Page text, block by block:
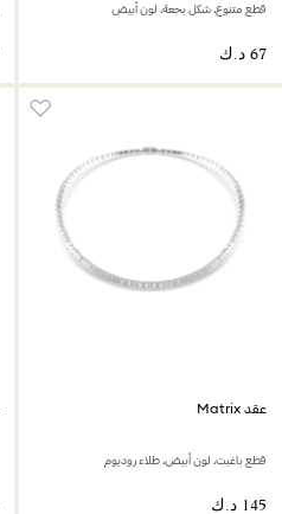
قطع متنوع، شكل بجعة، لون أبيض
عقد Matrix
قطع باغيت، لون أبيض، طلاء روديوم